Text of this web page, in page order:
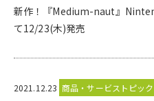
新作！『Medium-naut』
て12/23(木)発売
2021.12.23 商品・サービストピック